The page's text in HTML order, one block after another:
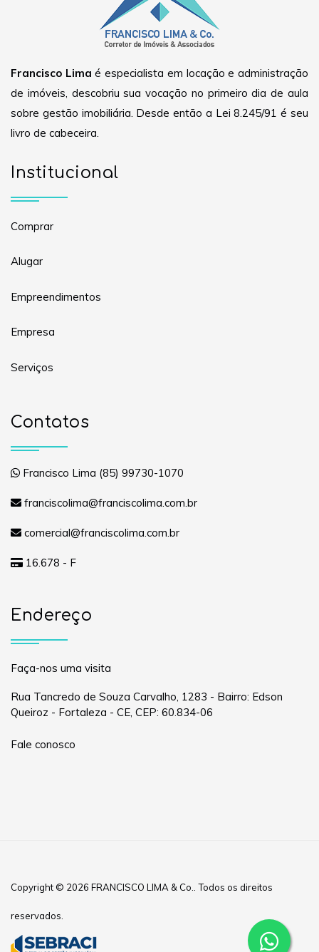
Francisco Lima é especialista em locação e administração
de imóveis, descobriu sua vocação no primeiro dia de aula
sobre gestão imobiliária. Desde então a Lei 8.245/91 é seu
livro de cabeceira.
Institucional
Comprar
Alugar
Empreendimentos
Empresa
Serviços
Contatos
Francisco Lima (85) 99730-1070
franciscolima@franciscolima.com.br
comercial@franciscolima.com.br
16.678 - F
Endereço
Faça-nos uma visita
Rua Tancredo de Souza Carvalho, 1283 - Bairro: Edson
Queiroz - Fortaleza - CE, CEP: 60.834-06
Fale conosco
Copyright © 2026 FRANCISCO LIMA & Co.. Todos os direitos
reservados.